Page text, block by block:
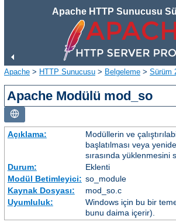
Apache HTTP Sunucusu
Apache > HTTP Sunucusu > Belgeleme > Sürüm
Apache Modülü mod_so
Açıklama:
Modüllerin ve
başlatılması veya
sırasında yüklenmesini
Durum:
Eklenti
Modül Betimleyici: so_module
Kaynak Dosyası:
mod_so.c
Uyumluluk:
Windows için bu bir
bunu daima içerir).